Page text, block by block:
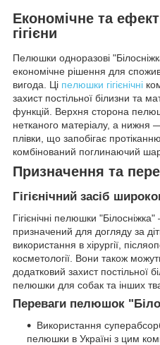
Економічне та
гігієни
Пелюшки одноразові
економічне рішення для
вигода. Ці пелюшки гігієнічні
захист постільної білизни та
функцій. Верхня сторона
нетканого матеріалу, а нижня
плівки, що запобігає
комбінований поглинаючий шар
Призначення та
Гігієнічний засіб
Гігієнічні пелюшки
призначений для догляду за
використання в хірургії,
косметології. Вони також
додатковий захист постільної
пелюшки для собак та інших
Переваги пелюшок
Використання
пелюшки в Україні з цим